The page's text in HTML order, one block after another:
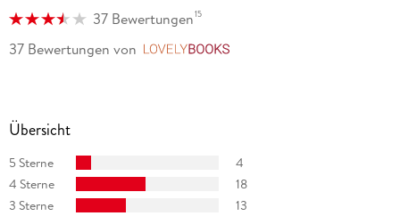
37 Bewertungen15
37 Bewertungen von
Übersicht
5 Sterne
4
4 Sterne
18
3 Sterne
13